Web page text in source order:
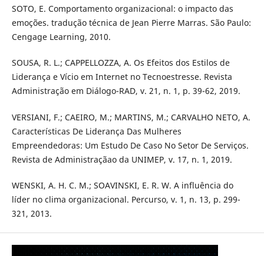
SOTO, E. Comportamento organizacional: o impacto das
emoções. tradução técnica de Jean Pierre Marras. São Paulo:
Cengage Learning, 2010.
SOUSA, R. L.; CAPPELLOZZA, A. Os Efeitos dos Estilos de
Liderança e Vício em Internet no Tecnoestresse. Revista
Administração em Diálogo-RAD, v. 21, n. 1, p. 39-62, 2019.
VERSIANI, F.; CAEIRO, M.; MARTINS, M.; CARVALHO NETO, A.
Características De Liderança Das Mulheres
Empreendedoras: Um Estudo De Caso No Setor De Serviços.
Revista de Administraçãao da UNIMEP, v. 17, n. 1, 2019.
WENSKI, A. H. C. M.; SOAVINSKI, E. R. W. A influência do
líder no clima organizacional. Percurso, v. 1, n. 13, p. 299-
321, 2013.